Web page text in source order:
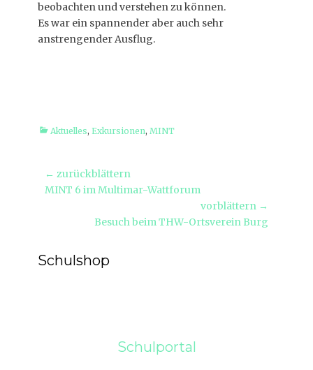
beobachten und verstehen zu können.
Es war ein spannender aber auch sehr
anstrengender Ausflug.
Kategorien
Aktuelles, Exkursionen, MINT
Beitragsnavigation
← zurückblättern
Vorheriger
MINT 6 im Multimar-Wattforum
vorblättern →
Besuch beim THW-Ortsverein Burg
Schulshop
Schulportal